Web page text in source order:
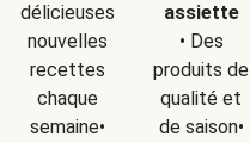
délicieuses
nouvelles
recettes
chaque
semaine•
assiette
• Des
produits de
qualité et
de saison•